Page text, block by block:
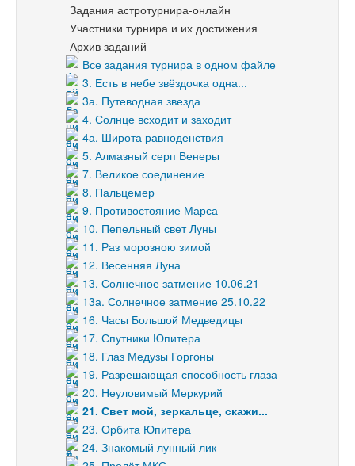
Задания астротурнира-онлайн
Участники турнира и их достижения
Архив заданий
Все задания турнира в одном файле
3. Есть в небе звёздочка одна...
3а. Путеводная звезда
4. Солнце всходит и заходит
4а. Широта равноденствия
5. Алмазный серп Венеры
7. Великое соединение
8. Пальцемер
9. Противостояние Марса
10. Пепельный свет Луны
11. Раз морозною зимой
12. Весенняя Луна
13. Солнечное затмение 10.06.21
13а. Солнечное затмение 25.10.22
16. Часы Большой Медведицы
17. Спутники Юпитера
18. Глаз Медузы Горгоны
19. Разрешающая способность глаза
20. Неуловимый Меркурий
21. Свет мой, зеркальце, скажи...
23. Орбита Юпитера
24. Знакомый лунный лик